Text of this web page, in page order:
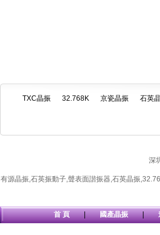
TXC晶振 32.768K 京瓷晶振 石英
深
有源晶振,石英振動子,聲表面諧振器,石英晶振,
首 頁 | 國產晶振 |